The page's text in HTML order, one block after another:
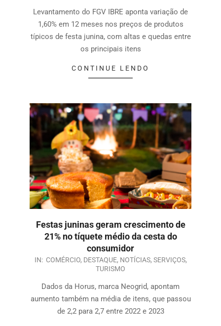
Levantamento do FGV IBRE aponta variação de
1,60% em 12 meses nos preços de produtos
típicos de festa junina, com altas e quedas entre
os principais itens
CONTINUE LENDO
Festas juninas geram crescimento de
21% no tíquete médio da cesta do
consumidor
IN: COMÉRCIO, DESTAQUE, NOTÍCIAS, SERVIÇOS,
TURISMO
Dados da Horus, marca Neogrid, apontam
aumento também na média de itens, que passou
de 2,2 para 2,7 entre 2022 e 2023